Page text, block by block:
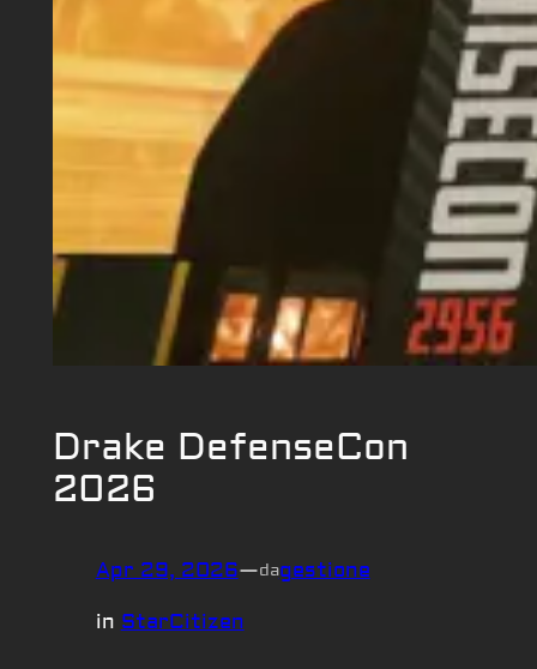
Drake DefenseCon
2026
Apr 29, 2026—dagestione
in StarCitizen